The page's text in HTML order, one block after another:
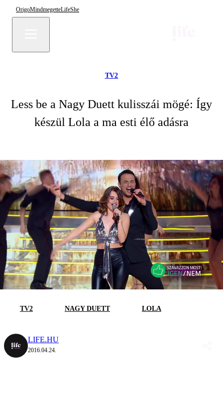
OrigoMindmegetteLifeShe
TV2
Less be a Nagy Duett kulisszái mögé: Így
készül Lola a ma esti élő adásra
TV2 NAGY DUETT LOLA
LIFE.HU
2016.04.24.